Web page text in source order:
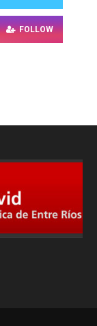
FOLLOW